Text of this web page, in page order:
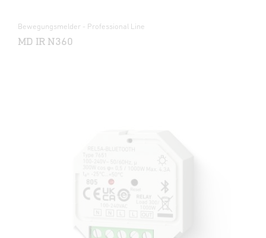
Bewegungsmelder - Professional Line
MD IR N360